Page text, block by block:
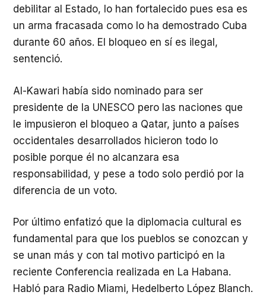
debilitar al Estado, lo han fortalecido pues esa es
un arma fracasada como lo ha demostrado Cuba
durante 60 años. El bloqueo en sí es ilegal,
sentenció.
Al-Kawari había sido nominado para ser
presidente de la UNESCO pero las naciones que
le impusieron el bloqueo a Qatar, junto a países
occidentales desarrollados hicieron todo lo
posible porque él no alcanzara esa
responsabilidad, y pese a todo solo perdió por la
diferencia de un voto.
Por último enfatizó que la diplomacia cultural es
fundamental para que los pueblos se conozcan y
se unan más y con tal motivo participó en la
reciente Conferencia realizada en La Habana.
Habló para Radio Miami, Hedelberto López Blanch.